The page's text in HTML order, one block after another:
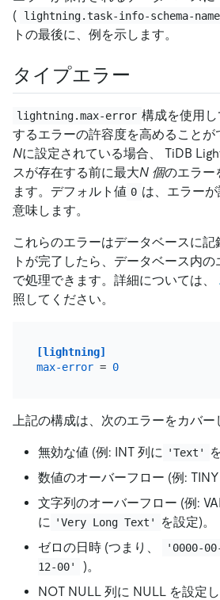
(
lightning.task-info-schema-name
トの最後に、例を示します。
タイプエラー
lightning.max-error 構成を使用
するエラーの許容度を高めること
Nに設定されている場合、 TiDB
スが存在する前に最大N 個のエラー
ます。デフォルト値 0 は、エラー
意味します。
これらのエラーはデータベースに
トが完了したら、データベース内
で処理できます。詳細については、
照してください。
[lightning]
max-error = 0
上記の構成は、次のエラーをカバー
無効な値 (例: INT 列に 'Text'
数値のオーバーフロー (例:
文字列のオーバーフロー (例:
に 'Very Long Text'
を設定)。
ゼロの日時 (つまり、
'0000-
12-00'
)。
NOT NULL 列に NULL を設定し